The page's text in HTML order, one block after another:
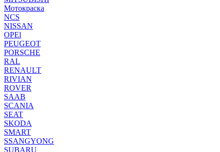
Мотокраска
NCS
NISSAN
OPEl
PEUGEOT
PORSCHE
RAL
RENAULT
RIVIAN
ROVER
SAAB
SCANIA
SEAT
SKODA
SMART
SSANGYONG
SUBARU